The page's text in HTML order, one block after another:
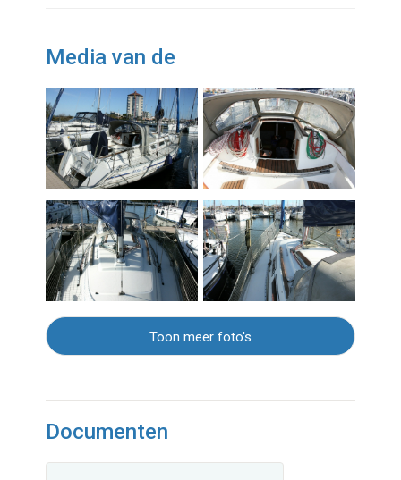
Media van de
Toon meer foto's
Documenten